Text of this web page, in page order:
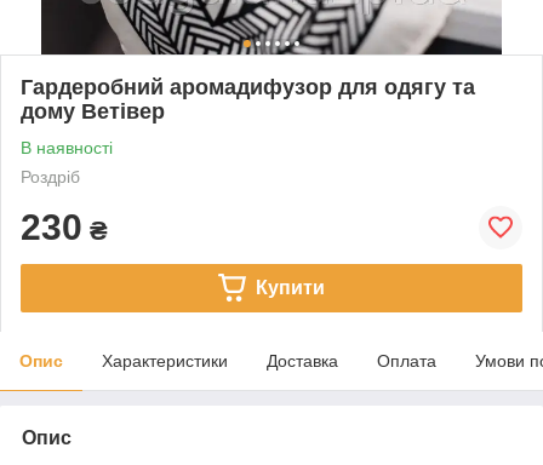
Гардеробний аромадифузор для одягу та
дому Ветівер
В наявності
Роздріб
230 ₴
Купити
Опис Характеристики Доставка Оплата Умови
Опис